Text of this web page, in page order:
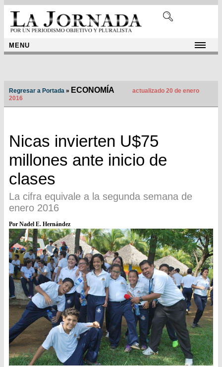
MENU
Regresar a Portada » ECONOMÍA
actualizado 20 de enero
2016
Nicas invierten U$75
millones ante inicio de
clases
La cifra equivale a la segunda semana de
enero 2016
Por Nadel E. Hernández